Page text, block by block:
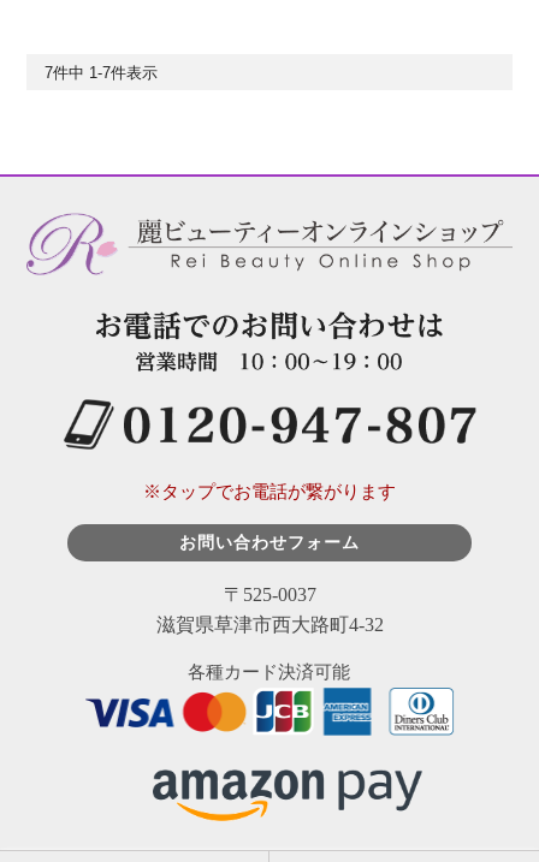
7件中 1-7件表示
※タップでお電話が繋がります
お問い合わせフォーム
〒525-0037
滋賀県草津市西大路町4-32
各種カード決済可能